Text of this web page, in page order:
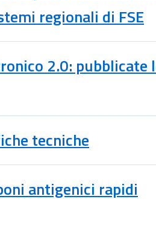
regionali di FSE
2.0: pubblicate
tecniche
antigenici rapidi